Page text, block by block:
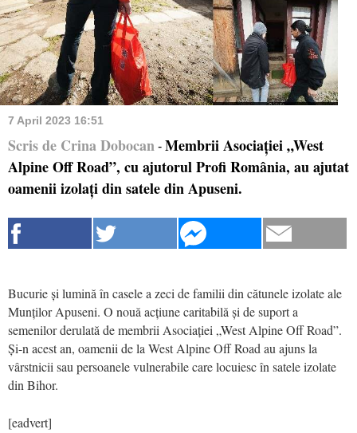
7 April 2023 16:51
Scris de Crina Dobocan - Membrii Asociației „West
Alpine Off Road”, cu ajutorul Profi România, au ajutat
oamenii izolați din satele din Apuseni.
Bucurie și lumină în casele a zeci de familii din cătunele izolate ale
Munților Apuseni. O nouă acțiune caritabilă și de suport a
semenilor derulată de membrii Asociației „West Alpine Off Road”.
Și-n acest an, oamenii de la West Alpine Off Road au ajuns la
vârstnicii sau persoanele vulnerabile care locuiesc în satele izolate
din Bihor.
[eadvert]